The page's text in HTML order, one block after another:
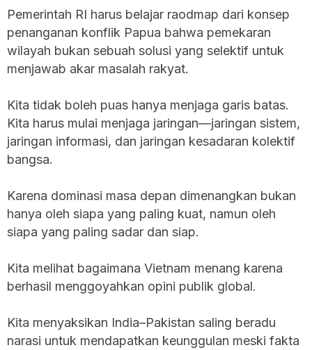
Pemerintah RI harus belajar raodmap dari konsep
penanganan konflik Papua bahwa pemekaran
wilayah bukan sebuah solusi yang selektif untuk
menjawab akar masalah rakyat.
Kita tidak boleh puas hanya menjaga garis batas.
Kita harus mulai menjaga jaringan—jaringan sistem,
jaringan informasi, dan jaringan kesadaran kolektif
bangsa.
Karena dominasi masa depan dimenangkan bukan
hanya oleh siapa yang paling kuat, namun oleh
siapa yang paling sadar dan siap.
Kita melihat bagaimana Vietnam menang karena
berhasil menggoyahkan opini publik global.
Kita menyaksikan India–Pakistan saling beradu
narasi untuk mendapatkan keunggulan meski fakta